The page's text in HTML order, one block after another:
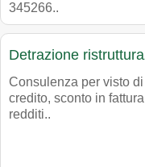
345266..
Detrazione
Consulenza per visto
credito, sconto in
redditi..